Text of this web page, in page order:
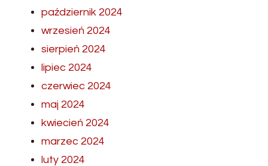
październik 2024
wrzesień 2024
sierpień 2024
lipiec 2024
czerwiec 2024
maj 2024
kwiecień 2024
marzec 2024
luty 2024